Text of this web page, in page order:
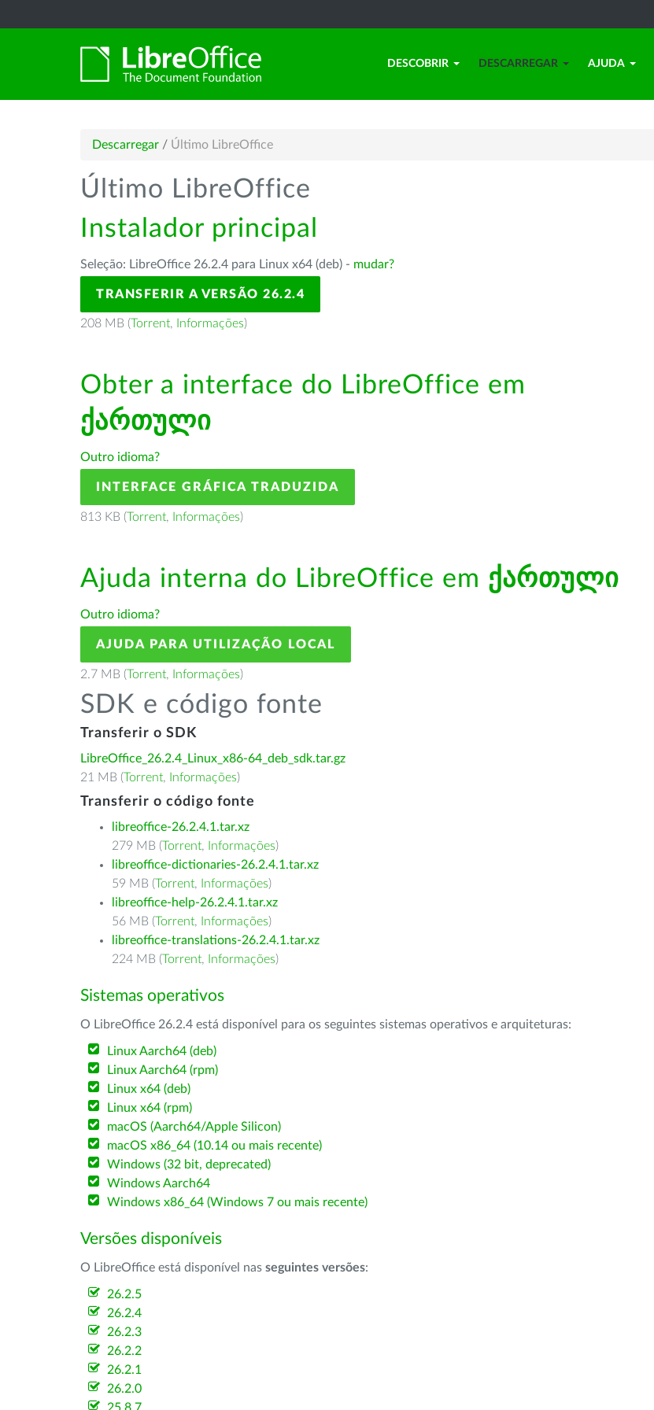
DESCOBRIR DESCARREGAR AJUDA
Descarregar / Último LibreOffice
Último LibreOffice
Instalador principal
Seleção: LibreOffice 26.2.4 para Linux x64 (deb) - mudar?
TRANSFERIR A VERSÃO 26.2.4
208 MB (Torrent, Informações)
Obter a interface do LibreOffice em
ქართული
Outro idioma?
INTERFACE GRÁFICA TRADUZIDA
813 KB (Torrent, Informações)
Ajuda interna do LibreOffice em ქართული
Outro idioma?
AJUDA PARA UTILIZAÇÃO LOCAL
2.7 MB (Torrent, Informações)
SDK e código fonte
Transferir o SDK
LibreOffice_26.2.4_Linux_x86-64_deb_sdk.tar.gz
21 MB (Torrent, Informações)
Transferir o código fonte
libreoffice-26.2.4.1.tar.xz
279 MB (Torrent, Informações)
libreoffice-dictionaries-26.2.4.1.tar.xz
59 MB (Torrent, Informações)
libreoffice-help-26.2.4.1.tar.xz
56 MB (Torrent, Informações)
libreoffice-translations-26.2.4.1.tar.xz
224 MB (Torrent, Informações)
Sistemas operativos
O LibreOffice 26.2.4 está disponível para os seguintes sistemas operativos e arquiteturas:
Linux Aarch64 (deb)
Linux Aarch64 (rpm)
Linux x64 (deb)
Linux x64 (rpm)
macOS (Aarch64/Apple Silicon)
macOS x86_64 (10.14 ou mais recente)
Windows (32 bit, deprecated)
Windows Aarch64
Windows x86_64 (Windows 7 ou mais recente)
Versões disponíveis
O LibreOffice está disponível nas seguintes versões:
26.2.5
26.2.4
26.2.3
26.2.2
26.2.1
26.2.0